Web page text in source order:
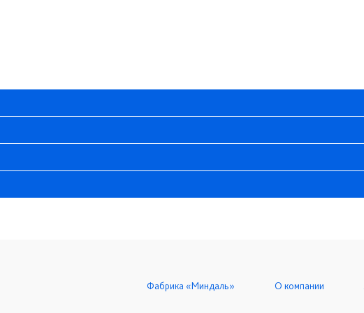
Фабрика «Миндаль» О компании